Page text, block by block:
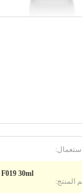
استعمال:
المنتج: